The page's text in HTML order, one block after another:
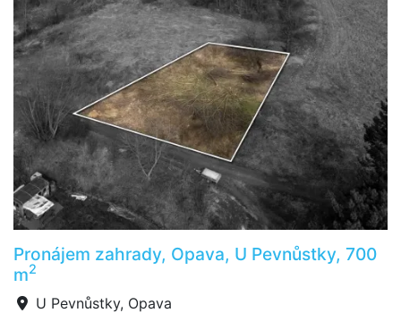
Pronájem zahrady, Opava, U Pevnůstky, 700
m2
U Pevnůstky, Opava